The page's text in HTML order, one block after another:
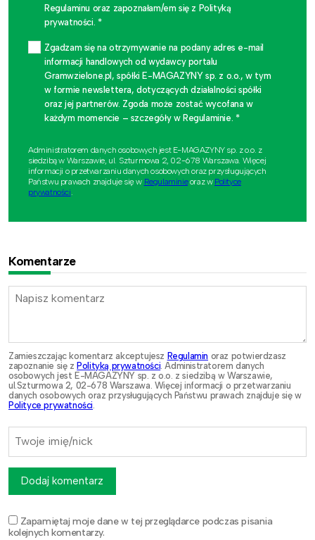
Regulaminu oraz zapoznałam/em się z Polityką
prywatności. *
Zgadzam się na otrzymywanie na podany adres e-mail
informacji handlowych od wydawcy portalu
Gramwzielone.pl, spółki E-MAGAZYNY sp. z o.o., w tym
w formie newslettera, dotyczących działalności spółki
oraz jej partnerów. Zgoda może zostać wycofana w
każdym momencie – szczegóły w Regulaminie. *
Administratorem danych osobowych jest E-MAGAZYNY sp. z o.o. z
siedzibą w Warszawie, ul. Szturmowa 2, 02-678 Warszawa. Więcej
informacji o przetwarzaniu danych osobowych oraz przysługujących
Państwu prawach znajduje się w Regulaminieoraz w Polityce
prywatności.
Komentarze
Zamieszczając komentarz akceptujesz Regulamin oraz potwierdzasz
zapoznanie się zPolityką prywatności . Administratorem danych
osobowych jest E-MAGAZYNY sp. z o.o. z siedzibą w Warszawie,
ul.Szturmowa 2, 02-678 Warszawa. Więcej informacji o przetwarzaniu
danych osobowych oraz przysługujących Państwu prawach znajduje się w
Polityce prywatności
Zapamiętaj moje dane w tej przeglądarce podczas pisania
kolejnych komentarzy.
Dodaj komentarz